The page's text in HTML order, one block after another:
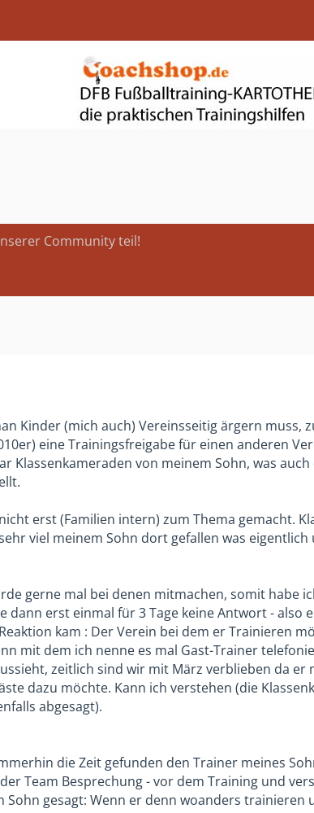
Community teil!
Kinder (mich auch) Vereinsseitig ärgern muss,
eine Trainingsfreigabe für einen anderen
Klassenkameraden von meinem Sohn, was
erst (Familien intern) zum Thema gemacht.
viel meinem Sohn dort gefallen was
gerne mal bei denen mitmachen, somit habe
dann erst einmal für 3 Tage keine Antwort - also
kam : Der Verein bei dem er Trainieren
mit dem ich nenne es mal Gast-Trainer
zeitlich sind wir mit März verblieben da er
dazu möchte. Kann ich verstehen (die
abgesagt).
die Zeit gefunden den Trainer meines
Team Besprechung - vor dem Training und
gesagt: Wenn er denn woanders trainieren